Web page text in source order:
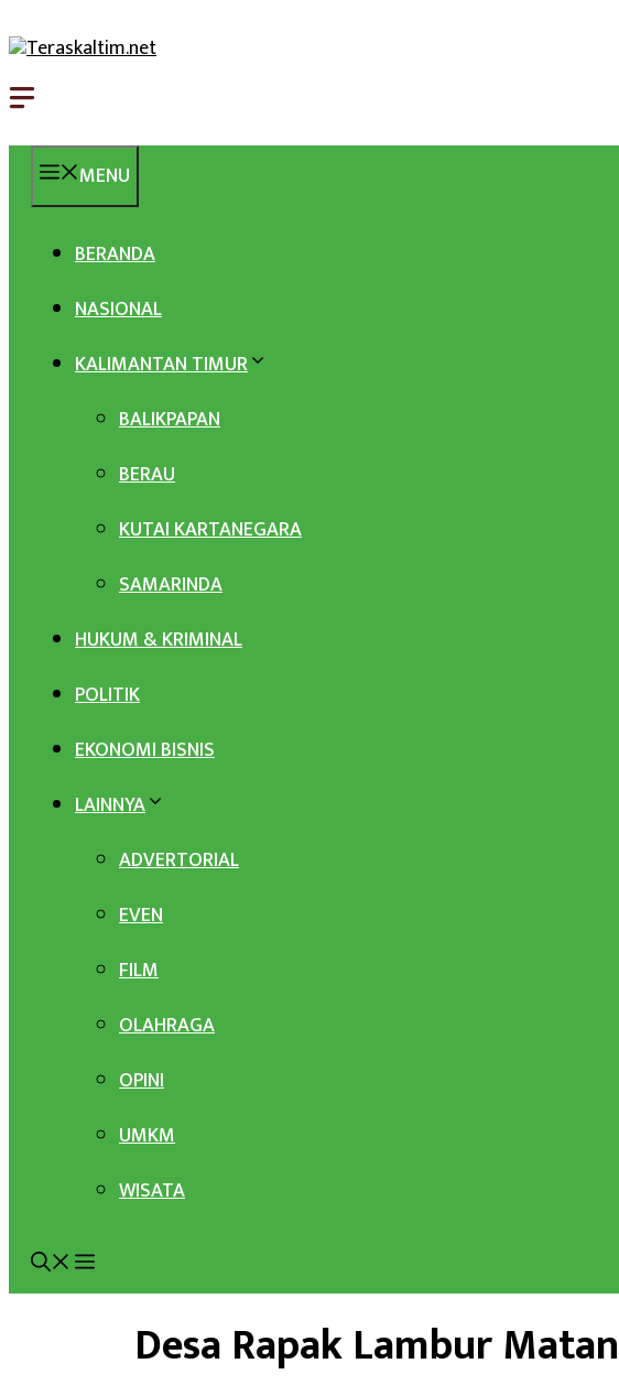
ke
MENU
BERANDA
NASIONAL
KALIMANTAN TIMUR
BALIKPAPAN
BERAU
KUTAI KARTANEGARA
SAMARINDA
HUKUM & KRIMINAL
POLITIK
EKONOMI BISNIS
LAINNYA
ADVERTORIAL
EVEN
FILM
OLAHRAGA
OPINI
UMKM
WISATA
Desa Rapak Lambur